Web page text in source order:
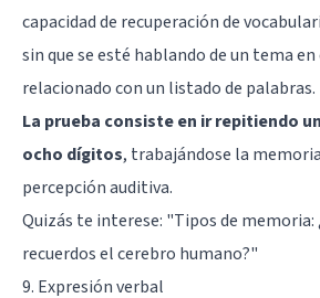
capacidad de recuperación de
sin que se esté hablando de un tema
relacionado con un listado de palabras.
La prueba consiste en ir repitiendo
ocho dígitos, trabajándose la
percepción auditiva.
Quizás te interese: "Tipos de
recuerdos el cerebro humano?"
9. Expresión verbal